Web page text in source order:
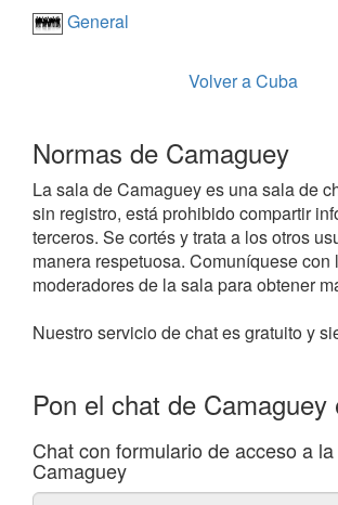
General
Volver a Cuba
Normas de Camaguey
La sala de Camaguey es una sala de
sin registro, está prohibido compartir
terceros. Se cortés y trata a los otros
manera respetuosa. Comuníquese con
moderadores de la sala para obtener
Nuestro servicio de chat es gratuito y
Pon el chat de Camaguey
Chat con formulario de acceso a
Camaguey